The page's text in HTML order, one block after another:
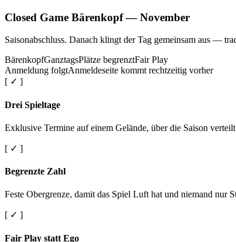
Closed Game Bärenkopf — November
Saisonabschluss. Danach klingt der Tag gemeinsam aus —
BärenkopfGanztagsPlätze begrenztFair Play
Anmeldung folgtAnmeldeseite kommt rechtzeitig vorher
[ ✓ ]
Drei Spieltage
Exklusive Termine auf einem Gelände, über die Saison
[ ✓ ]
Begrenzte Zahl
Feste Obergrenze, damit das Spiel Luft hat und niemand nur
[ ✓ ]
Fair Play statt Ego